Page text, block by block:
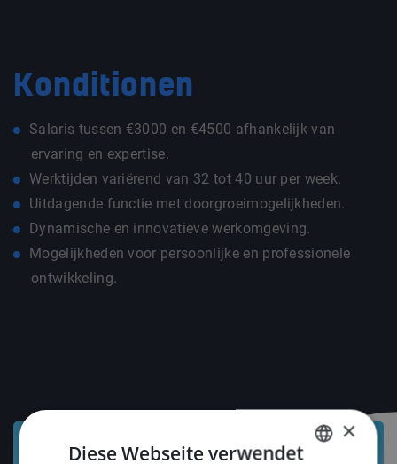
Konditionen
Salaris tussen €3000 en €4500 afhankelijk van
ervaring en expertise.
Werktijden variërend van 32 tot 40 uur per week.
Uitdagende functie met doorgroeimogelijkheden.
Dynamische en innovatieve werkomgeving.
Mogelijkheden voor persoonlijke en professionele
ontwikkeling.
×
Diese Webseite verwendet